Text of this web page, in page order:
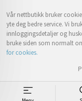
Vår nettbutikk bruker
yte deg bedre service. Vi
innloggingsdetaljer og
bruke siden som normalt
for cookies.